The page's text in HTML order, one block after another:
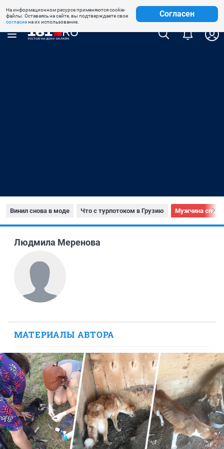
Недвижимость Знакомства Погода Телепрограмма
Винил снова в моде Что с турпотоком в Грузию Мужчина
Людмила Меренова
МАТЕРИАЛЫ АВТОРА
На информационном ресурсе применяются cookie-
файлы. Оставаясь на сайте, вы подтверждаете свое
согласиена их использование.
Согласен